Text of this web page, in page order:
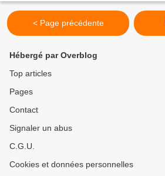
< Page précédente
Hébergé par Overblog
Top articles
Pages
Contact
Signaler un abus
C.G.U.
Cookies et données personnelles